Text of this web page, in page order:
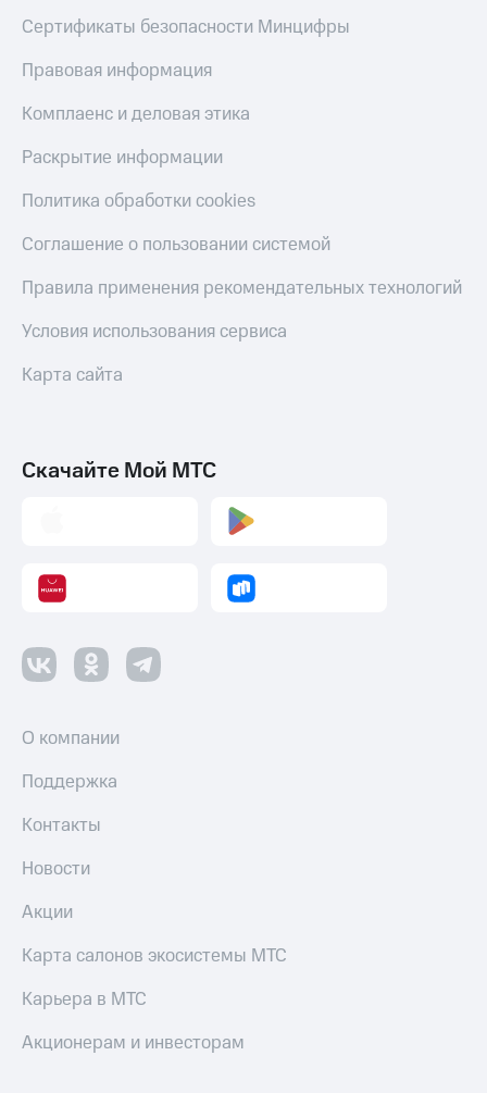
Сертификаты безопасности Минцифры
Правовая информация
Комплаенс и деловая этика
Раскрытие информации
Политика обработки cookies
Соглашение о пользовании системой
Правила применения рекомендательных технологий
Условия использования сервиса
Карта сайта
Скачайте Мой МТС
О компании
Поддержка
Контакты
Новости
Акции
Карта салонов экосистемы МТС
Карьера в МТС
Акционерам и инвесторам